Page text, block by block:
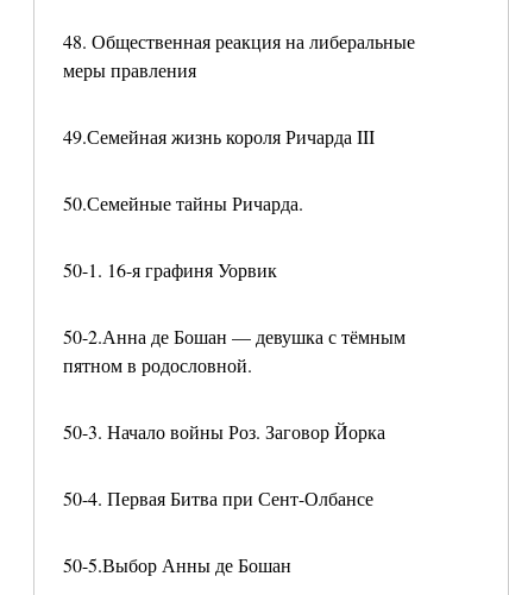
48. Общественная реакция на либеральные
меры правления
49.Семейная жизнь короля Ричарда III
50.Семейные тайны Ричарда.
50-1. 16-я графиня Уорвик
50-2.Анна де Бошан — девушка с тёмным
пятном в родословной.
50-3. Начало войны Роз. Заговор Йорка
50-4. Первая Битва при Сент-Олбансе
50-5.Выбор Анны де Бошан